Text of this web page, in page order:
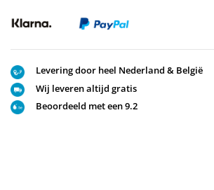
Levering door heel Nederland & België
Wij leveren altijd gratis
Beoordeeld met een 9.2